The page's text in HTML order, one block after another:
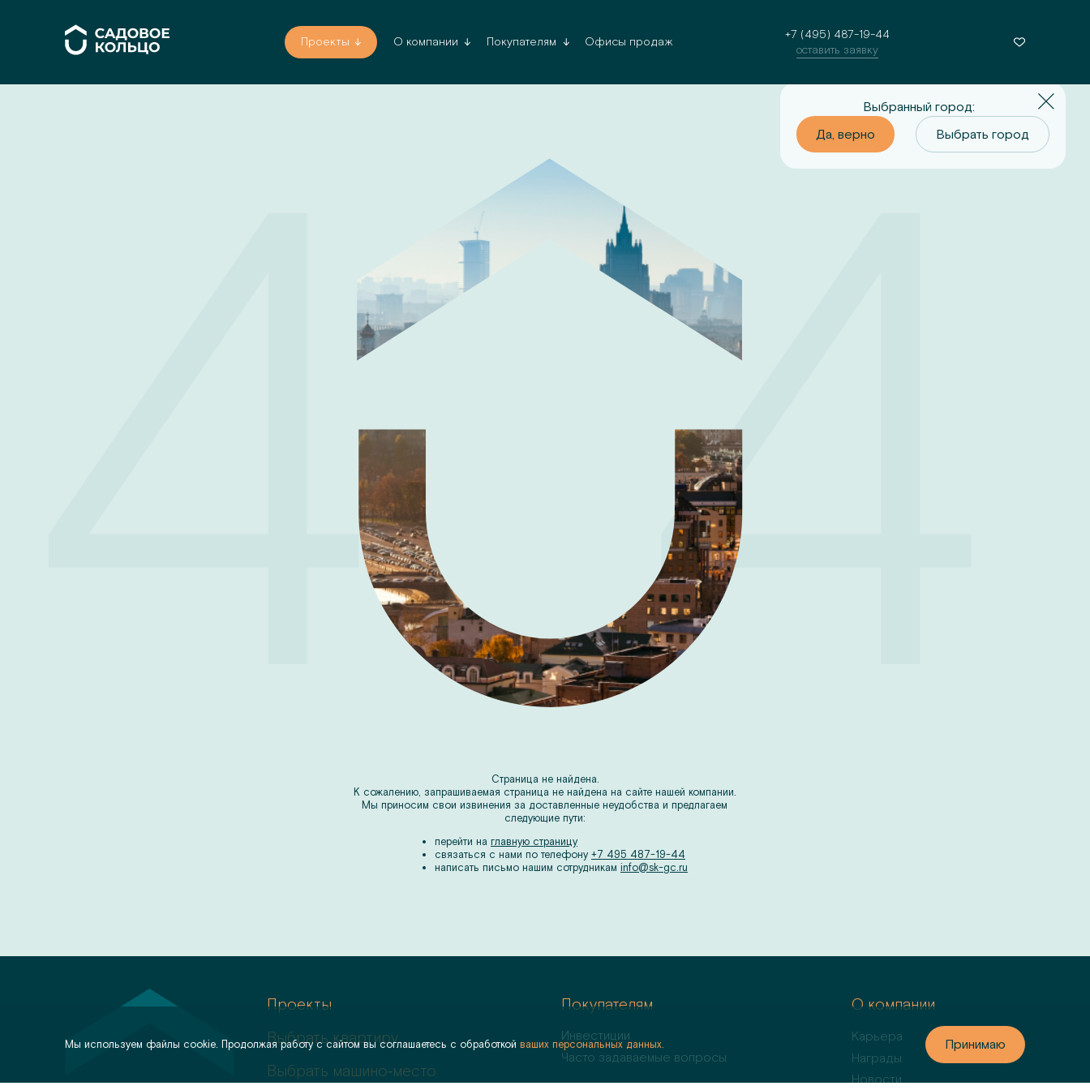
Проекты О компании Покупателям Офисы продаж
+7 (495) 487-19-44
оставить заявку
Страница не найдена.
К сожалению, запрашиваемая страница не найдена на сайте нашей компании.
Мы приносим свои извинения за доставленные неудобства и предлагаем
следующие пути:
перейти на главную страницу
связаться с нами по телефону +7 495 487-19-44
написать письмо нашим сотрудникам info@sk-gc.ru
Проекты
Выбрать квартиру
Выбрать машино‑место
Покупателям
Инвестиции
Часто задаваемые вопросы
О компании
Карьера
Награды
Новости
Мы используем файлы cookie. Продолжая работу с сайтом вы соглашаетесь с обработкой ваших персональных данных. Принимаю Принимаю
Выбранный город:
Да, верно
Выбрать город Выбрать город